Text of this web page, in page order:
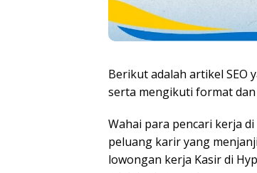
Berikut adalah artikel SEO
serta mengikuti format
Wahai para pencari kerja
peluang karir yang
lowongan kerja Kasir di